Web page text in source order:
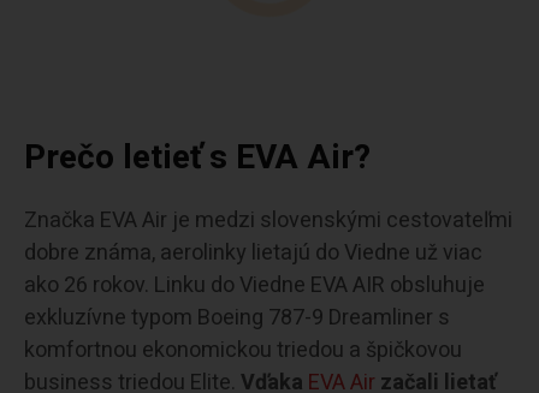
Prečo letieť s EVA Air?
Značka EVA Air je medzi slovenskými cestovateľmi
dobre známa, aerolinky lietajú do Viedne už viac
ako 26 rokov. Linku do Viedne EVA AIR obsluhuje
exkluzívne typom Boeing 787-9 Dreamliner s
komfortnou ekonomickou triedou a špičkovou
business triedou Elite. Vďaka EVA Air začali lietať